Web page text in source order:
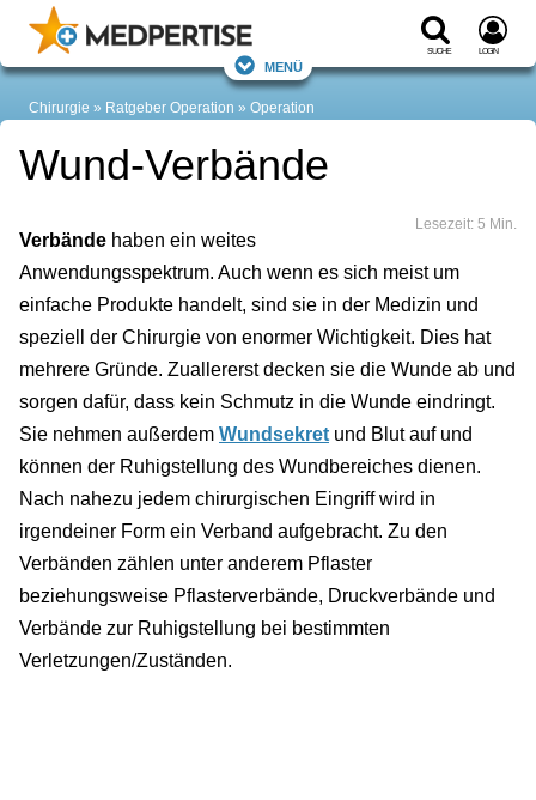
Suche Login
Menü
Chirurgie Ratgeber Operation Operation
Wund-Verbände
Lesezeit: 5 Min.
Verbände haben ein weites
Anwendungsspektrum. Auch wenn es sich meist um
einfache Produkte handelt, sind sie in der Medizin und
speziell der Chirurgie von enormer Wichtigkeit. Dies hat
mehrere Gründe. Zuallererst decken sie die Wunde ab und
sorgen dafür, dass kein Schmutz in die Wunde eindringt.
Sie nehmen außerdem Wundsekret und Blut auf und
können der Ruhigstellung des Wundbereiches dienen.
Nach nahezu jedem chirurgischen Eingriff wird in
irgendeiner Form ein Verband aufgebracht. Zu den
Verbänden zählen unter anderem Pflaster
beziehungsweise Pflasterverbände, Druckverbände und
Verbände zur Ruhigstellung bei bestimmten
Verletzungen/Zuständen.